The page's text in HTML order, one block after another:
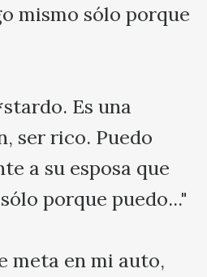
mismo sólo porque
Es una
ser rico. Puedo
a su esposa que
porque puedo..."
meta en mi auto,